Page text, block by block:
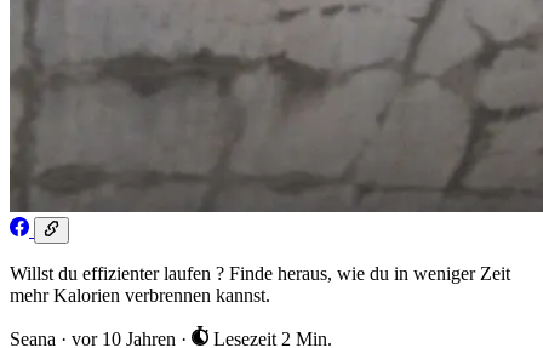
Willst du effizienter laufen ? Finde heraus, wie du in weniger Zeit
mehr Kalorien verbrennen kannst.
Seana · vor 10 Jahren · Lesezeit 2 Min.